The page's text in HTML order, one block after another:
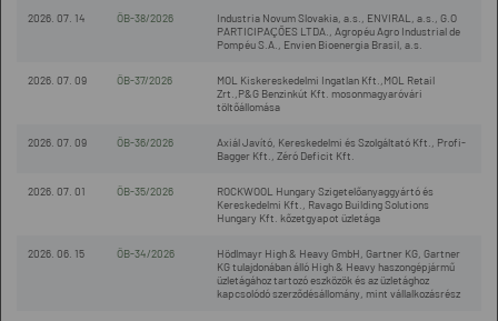
2026. 07. 14 ÖB-38/2026
Industria Novum Slovakia, a.s., ENVIRAL, a.s., G.O
PARTICIPAÇÕES LTDA., Agropéu Agro Industrial de
Pompéu S.A., Envien Bioenergia Brasil, a.s.
2026. 07. 09 ÖB-37/2026
MOL Kiskereskedelmi Ingatlan Kft.,MOL Retail
Zrt.,P&G Benzinkút Kft. mosonmagyaróvári
töltőállomása
2026. 07. 09 ÖB-36/2026
Axiál Javító, Kereskedelmi és Szolgáltató Kft., Profi-
Bagger Kft., Zéró Deficit Kft.
2026. 07. 01 ÖB-35/2026
ROCKWOOL Hungary Szigetelőanyaggyártó és
Kereskedelmi Kft., Ravago Building Solutions
Hungary Kft. kőzetgyapot üzletága
2026. 06. 15 ÖB-34/2026
Hödlmayr High & Heavy GmbH, Gartner KG, Gartner
KG tulajdonában álló High & Heavy haszongépjármű
üzletágához tartozó eszközök és az üzletághoz
kapcsolódó szerződésállomány, mint vállalkozásrész